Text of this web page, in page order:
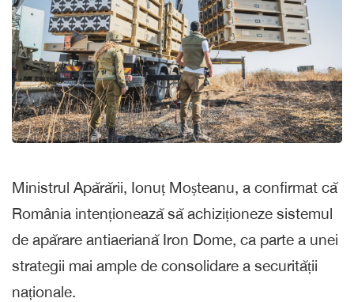
Ministrul Apărării, Ionuț Moșteanu, a confirmat că
România intenționează să achiziționeze sistemul
de apărare antiaeriană Iron Dome, ca parte a unei
strategii mai ample de consolidare a securității
naționale.